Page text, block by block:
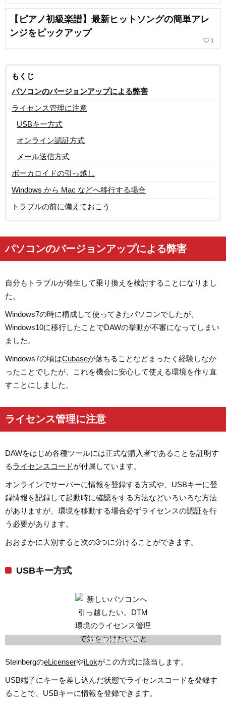
【ピアノ初級楽譜】最新ヒットソングの簡単アレ
ンジをピックアップ
favorite_border 1
もくじ
パソコンのバージョンアップによる弊害
ライセンス管理に注意
USBキー方式
オンライン認証方式
メール送信方式
ボーカロイドの引っ越し
Windows から Mac などへ移行する場合
トラブルの前に備えておこう
パソコンのバージョンアップによる弊害
自分もトラブルが発生して乗り換えを検討することになりまし
た。
Windows7の時に構成して使ってきたパソコンでしたが、
Windows10に移行したことでDAWの挙動が不審になってしまい
ました。
Windows7の頃はCubaseが落ちることなどまったく経験しなか
ったことでしたが、これを機会に安心して使える環境を作り直
すことにしました。
ライセンス管理に注意
DAWをはじめ各種ツールには正式な購入者であることを証明す
るライセンスコードが付属しています。
オンラインでサーバーに情報を登録する方式や、USBキーに登
録情報を記録して起動時に確認をする方法などいろいろな方法
がありますが、環境を移動する場合必ずライセンスの認証を行
う必要があります。
おおまかに大別すると次の3つに分けることができます。
USBキー方式
https://pixabay.com/
SteinbergのeLicenserやiLokがこの方式に該当します。
USB端子にキーを差し込んだ状態でライセンスコードを登録す
ることで、USBキーに情報を登録できます。